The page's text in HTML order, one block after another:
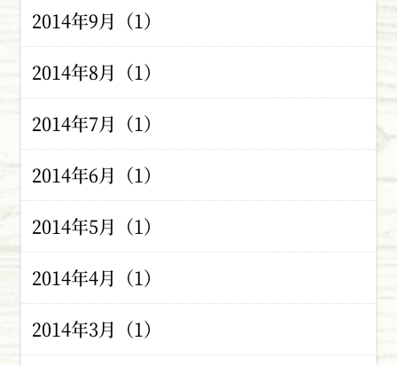
2014年9月（1）
2014年8月（1）
2014年7月（1）
2014年6月（1）
2014年5月（1）
2014年4月（1）
2014年3月（1）